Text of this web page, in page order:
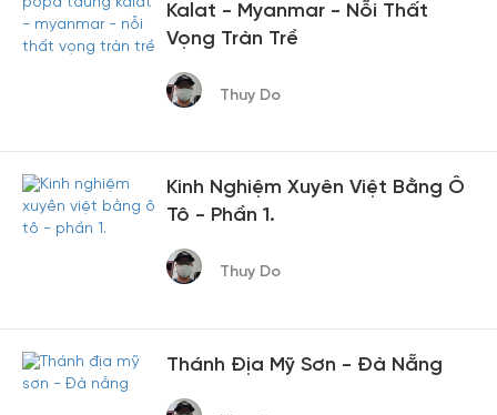
Kalat - Myanmar - Nỗi Thất
Vọng Tràn Trề
Thuy Do
Kinh Nghiệm Xuyên Việt Bằng Ô
Tô - Phần 1.
Thuy Do
Thánh Địa Mỹ Sơn - Đà Nẵng